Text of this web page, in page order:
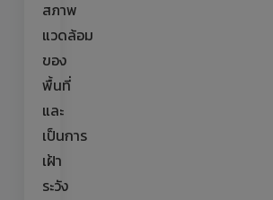
สภาพ
แวดล้อม
ของ
พื้นที่
และ
เป็นการ
เฝ้า
ระวัง